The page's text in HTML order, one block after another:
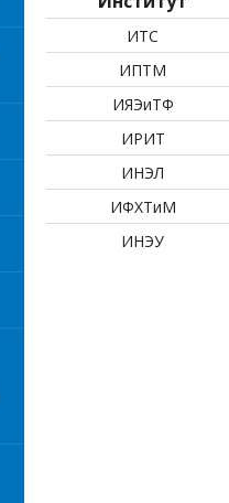
ИТС
ИПТМ
ИЯЭиТФ
ИРИТ
ИНЭЛ
ИФХТиМ
ИНЭУ